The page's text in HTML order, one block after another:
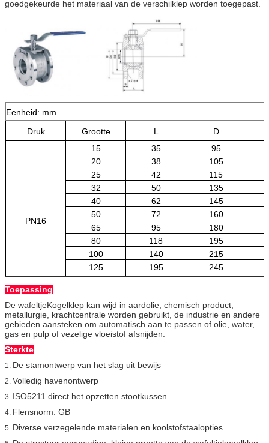
goedgekeurde het materiaal van de verschilklep worden toegepast.
Eenheid: mm
Druk
Grootte L D
PN16
15 35
95
20
38
105
25
42
115
32
50 135
40
62
145
50
72 160
65
95 180
80
118 195
100
140 215
125
195 245
Toepassing
De wafeltjeKogelklep kan wijd in aardolie, chemisch product,
metallurgie, krachtcentrale worden gebruikt, de industrie en andere
gebieden aansteken om automatisch aan te passen of olie, water,
gas en pulp of vezelige vloeistof afsnijden.
Sterkte
1. De stamontwerp van het slag uit bewijs
2. Volledig havenontwerp
3. ISO5211 direct het opzetten stootkussen
4. Flensnorm: GB
5. Diverse verzegelende materialen en koolstofstaalopties